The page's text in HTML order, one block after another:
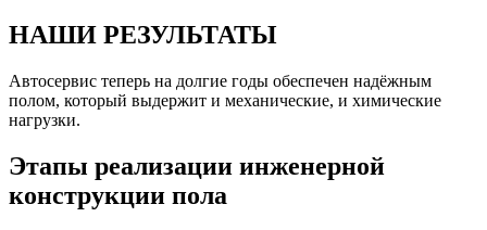
НАШИ РЕЗУЛЬТАТЫ
Автосервис теперь на долгие годы обеспечен надёжным
полом, который выдержит и механические, и химические
нагрузки.
Этапы реализации инженерной
конструкции пола